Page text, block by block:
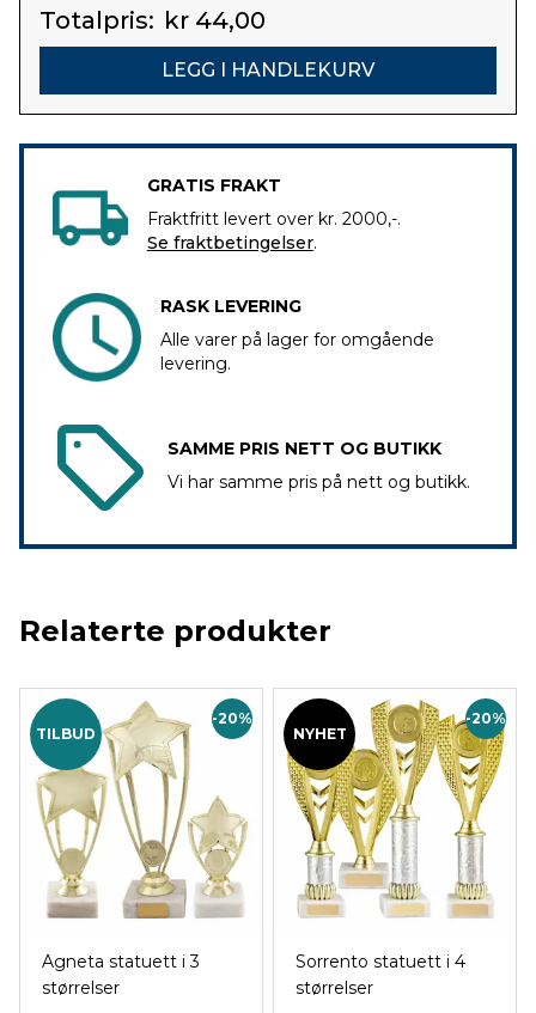
Totalpris: kr 44,00
GRATIS FRAKT
Fraktfritt levert over kr. 2000,-.
Se fraktbetingelser.
RASK LEVERING
Alle varer på lager for omgående
levering.
SAMME PRIS NETT OG BUTIKK
Vi har samme pris på nett og butikk.
Relaterte produkter
TILBUD
Agneta statuett i 3
størrelser
-20%
NYHET
Sorrento statuett i 4
størrelser
-20%